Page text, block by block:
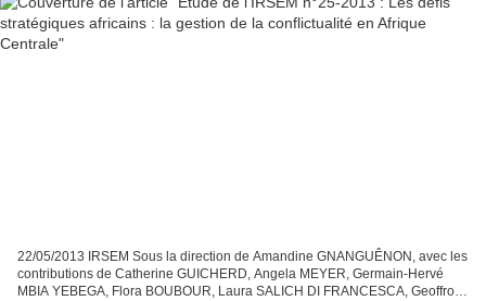
22/05/2013 IRSEM Sous la direction de Amandine GNANGUÊNON, avec les
contributions de Catherine GUICHERD, Angela MEYER, Germain-Hervé
MBIA YEBEGA, Flora BOUBOUR, Laura SALICH DI FRANCESCA, Geoffroy